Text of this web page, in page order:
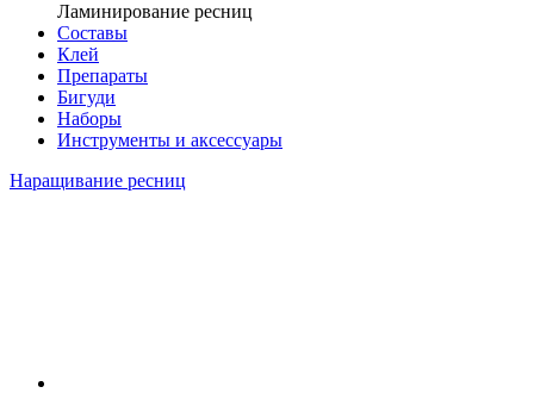
Ламинирование ресниц
Составы
Клей
Препараты
Бигуди
Наборы
Инструменты и аксессуары
Наращивание ресниц